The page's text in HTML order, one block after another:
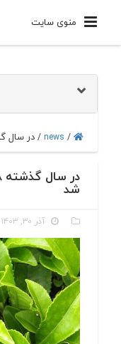
منوی سایت
/
news
/در سال گذشته ۱۰۸ هزارتن
شد
آذر ۳۰, ۱۴۰۳ ۹:۳۲ ب٫ظ